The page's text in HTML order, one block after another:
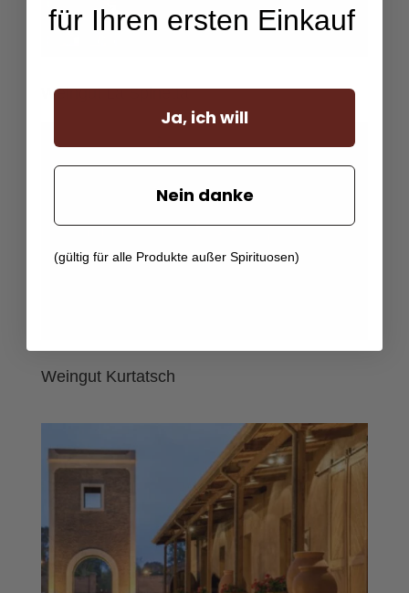
Weingut La Spinetta
Weingut Kurtatsch
für Ihren ersten Einkauf
Ja, ich will
Nein danke
(gültig für alle Produkte außer Spirituosen)